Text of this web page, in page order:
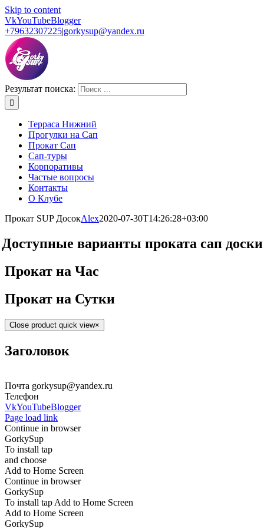
Skip to content
VkYouTubeBlogger
+79632307225|gorkysup@yandex.ru
Результат поиска:
Терраса Нижний
Прогулки на Сап
Прокат Сап
Сап-туры
Корпоративы
Частые вопросы
Контакты
О Клубе
Прокат SUP ДосокAlex2020-07-30T14:26:28+03:00
Доступные варианты проката сап доски
Прокат на Час
Прокат на Сутки
Close product quick view×
Заголовок
Почта gorkysup@yandex.ru
Телефон
VkYouTubeBlogger
Page load link
Continue in browser
GorkySup
To install tap
and choose
Add to Home Screen
Continue in browser
GorkySup
To install tap Add to Home Screen
Add to Home Screen
GorkySup